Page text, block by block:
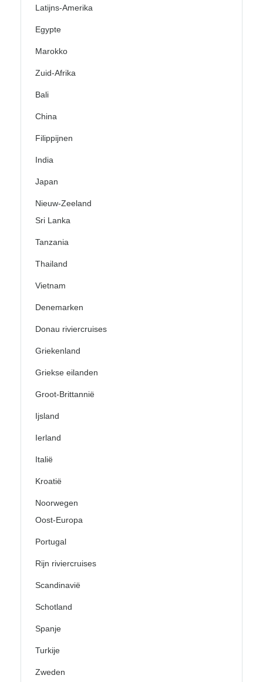
Latijns-Amerika
Egypte
Marokko
Zuid-Afrika
Bali
China
Filippijnen
India
Japan
Nieuw-Zeeland
Sri Lanka
Tanzania
Thailand
Vietnam
Denemarken
Donau riviercruises
Griekenland
Griekse eilanden
Groot-Brittannië
Ijsland
Ierland
Italië
Kroatië
Noorwegen
Oost-Europa
Portugal
Rijn riviercruises
Scandinavië
Schotland
Spanje
Turkije
Zweden